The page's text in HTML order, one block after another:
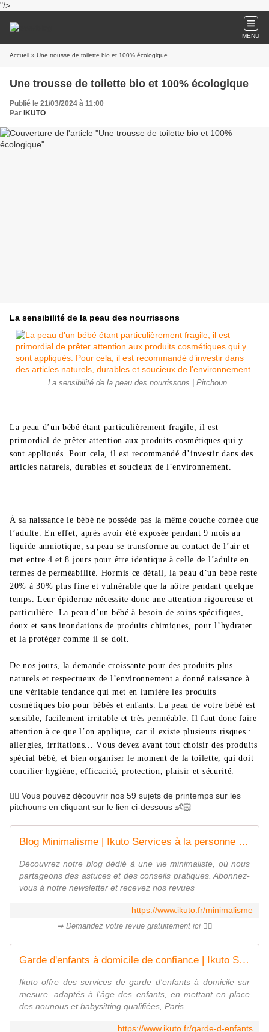
"/>
MENU
Accueil » Une trousse de toilette bio et 100% écologique
Une trousse de toilette bio et 100% écologique
Publié le 21/03/2024 à 11:00
Par IKUTO
La sensibilité de la peau des nourrissons
La sensibilité de la peau des nourrissons | Pitchoun
La peau d’un bébé étant particulièrement fragile, il est
primordial de prêter attention aux produits cosmétiques qui y
sont appliqués. Pour cela, il est recommandé d’investir dans des
articles naturels, durables et soucieux de l’environnement.
À sa naissance le bébé ne possède pas la même couche cornée que
l’adulte. En effet, après avoir été exposée pendant 9 mois au
liquide amniotique, sa peau se transforme au contact de l’air et
met entre 4 et 8 jours pour être identique à celle de l’adulte en
termes de perméabilité. Hormis ce détail, la peau d’un bébé reste
20% à 30% plus fine et vulnérable que la nôtre pendant quelque
temps. Leur épiderme nécessite donc une attention rigoureuse et
particulière. La peau d’un bébé à besoin de soins spécifiques,
doux et sans inondations de produits chimiques, pour l’hydrater
et la protéger comme il se doit.
De nos jours, la demande croissante pour des produits plus
naturels et respectueux de l’environnement a donné naissance à
une véritable tendance qui met en lumière les produits
cosmétiques bio pour bébés et enfants. La peau de votre bébé est
sensible, facilement irritable et très perméable. Il faut donc faire
attention à ce que l’on applique, car il existe plusieurs risques :
allergies, irritations... Vous devez avant tout choisir des produits
spécial bébé, et bien organiser le moment de la toilette, qui doit
concilier hygiène, efficacité, protection, plaisir et sécurité.
👉🏻 Vous pouvez découvrir nos 59 sujets de printemps sur les
pitchouns en cliquant sur le lien ci-dessous 👶🏻
Blog Minimalisme | Ikuto Services à la personne | France
Découvrez notre blog dédié à une vie minimaliste, où nous
partageons des astuces et des conseils pratiques. Abonnez-
vous à notre newsletter et recevez nos revues
https://www.ikuto.fr/minimalisme
➡ Demandez votre revue gratuitement ici 👌🏻
Garde d'enfants à domicile de confiance | Ikuto Services | France
Ikuto offre des services de garde d'enfants à domicile sur
mesure, adaptés à l'âge des enfants, en mettant en place
des nounous et babysitting qualifiées, Paris
https://www.ikuto.fr/garde-d-enfants